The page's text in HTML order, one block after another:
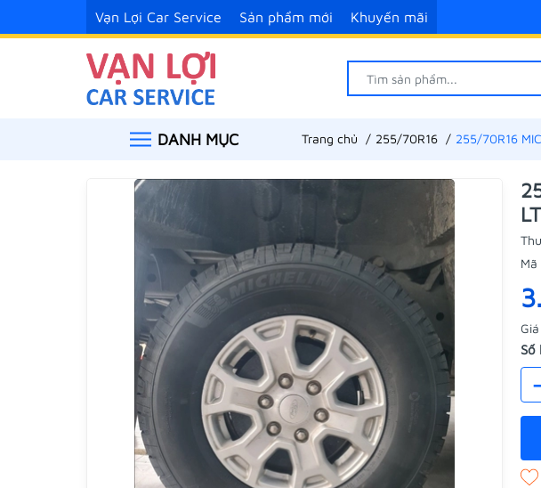
Vạn Lợi Car Service Sản phẩm mới Khuyến mãi
DANH MỤC Trang chủ 255/70R16 255/70R16
Số